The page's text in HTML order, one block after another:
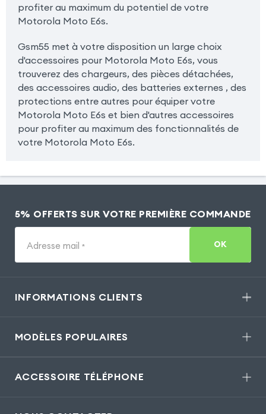
profiter au maximum du potentiel de votre
Motorola Moto E6s.
Gsm55 met à votre disposition un large choix
d'accessoires pour Motorola Moto E6s, vous
trouverez des chargeurs, des pièces détachées,
des accessoires audio, des batteries externes , des
protections entre autres pour équiper votre
Motorola Moto E6s et bien d'autres accessoires
pour profiter au maximum des fonctionnalités de
votre Motorola Moto E6s.
5% OFFERTS SUR VOTRE PREMIÈRE COMMANDE
Adresse mail * OK
INFORMATIONS CLIENTS
MODÈLES POPULAIRES
ACCESSOIRE TÉLÉPHONE